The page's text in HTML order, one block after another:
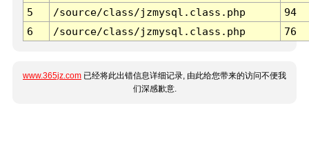
5
/source/class/jzmysql.class.php
94
6
/source/class/jzmysql.class.php 76
www.365jz.com 已经将此出错信息详细记录, 由此给您带来的访问不便我
们深感歉意.